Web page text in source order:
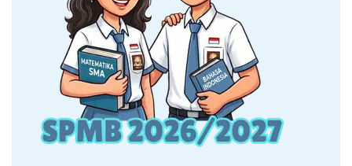
Informasi SPMB 2026/2027